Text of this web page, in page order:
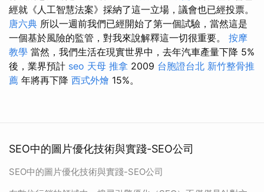
經就《人工智慧法案》採納了這一立場，議會也已經投票。
唐六典 所以一週前我們已經開始了第一個試驗，當然這是
一個基於風險的監管，對我來說解釋這一切很重要。 按摩
教學 當然，我們生活在現實世界中，去年汽車產量下降 5%
後，業界預計 seo 天母 推拿 2009 台胞證台北 新竹整骨推
薦 年將再下降 西式外燴 15%。
SEO中的圖片優化技術與實踐-SEO公司
SEO中的圖片優化技術與實踐-SEO公司